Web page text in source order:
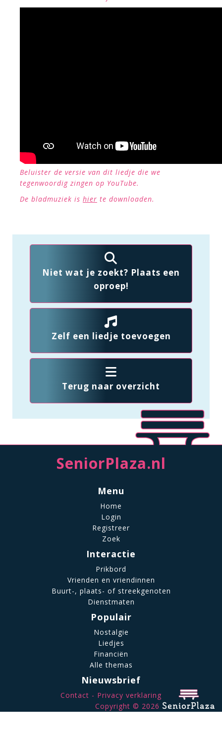
Beluister de versie van dit liedje die we
tegenwoordig zingen op YouTube.
De bladmuziek is hier te downloaden.
Niet wat je zoekt? Plaats een
oproep!
Zelf een liedje toevoegen
Terug naar overzicht
SeniorPlaza.nl
Menu
Home
Login
Registreer
Zoek
Interactie
Prikbord
Vrienden en vriendinnen
Buurt-, plaats- of streekgenoten
Dienstmaten
Populair
Nostalgie
Liedjes
Financiën
Alle themas
Nieuwsbrief
Contact
Privacy verklaring
Copyright © 2026